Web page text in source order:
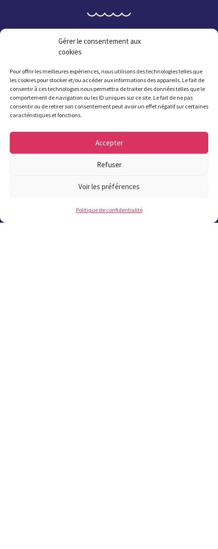
Gérer le consentement aux
cookies
Pour offrir les meilleures expériences, nous utilisons des technologies telles que
les cookies pour stocker et/ou accéder aux informations des appareils. Le fait de
consentir à ces technologies nous permettra de traiter des données telles que le
comportement de navigation ou les ID uniques sur ce site. Le fait de ne pas
consentir ou de retirer son consentement peut avoir un effet négatif sur certaines
caractéristiques et fonctions.
Accepter
Refuser
Voir les préférences
Politique de confidentialité
Ti-kêr Plougastell
1 straed Jean Fournier
CS80031 29470 Plougastell
Digor e vez burev degemer an ti-kêr eus al
d’ar Gwener eus 8e30 a.m. da 12e hag eus
1e30 g.m. da 5e30 g.m., d’ar Sadorn vintin
02 98 37 57 57